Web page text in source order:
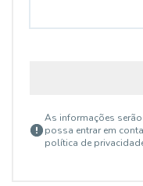
As informações
possa entrar em
política de